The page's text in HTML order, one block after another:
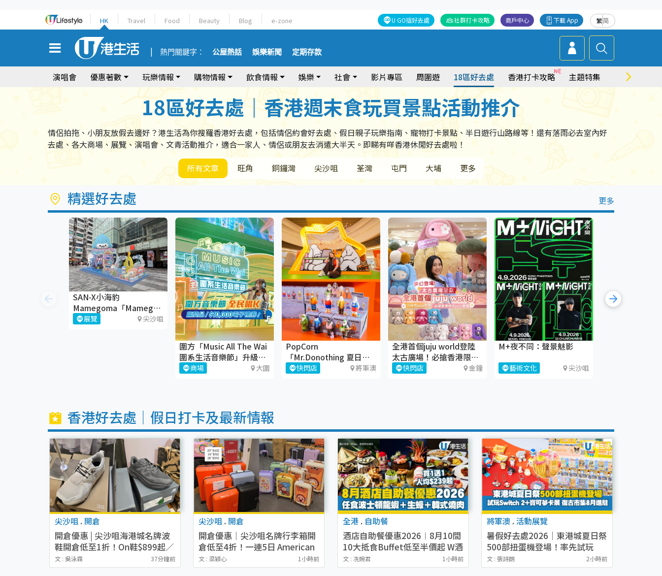
HK Travel Food Beauty Blog e-zone 繁简
下載 App
商戶中心
社群打卡攻略
U GO搵好去處
熱門關鍵字： 公屋熱話 娛樂新聞 定期存款
演唱會 優惠著數 玩樂情報 購物情報 飲食情報 娛樂 社會 影片專區 周圍遊 18區好去處 香港打卡攻略 主題特集 商場情報
18區好去處｜香港週末食玩買景點活動推介
情侶拍拖、小朋友放假去邊好？港生活為你搜羅香港好去處，包括情侶約會好去處、假日親子玩樂指南、寵物打卡景點、半日遊行山路線等！還有落雨必去室內好
去處、各大商場、展覽、演唱會、文青活動推介，適合一家人、情侶或朋友去消遣大半天。即睇有咩香港休閒好去處啦！
所有文章
旺角 銅鑼灣 尖沙咀 荃灣 屯門 大埔 更多
精選好去處 更多
SAN-X小海豹
Mamegoma「Mamegoma
仲夏萌寶奇幻之旅」＠
展覽 尖沙咀
圍方「Music All The Wai
圍系生活音樂節」升級回
歸！🎶
商場 大圍
PopCorn
「Mr.Donothing 夏日療
癒空間」
快閃店 將軍澳
全港首個juju world登陸
太古廣場！必搶香港限定
juju盲盒
快閃店 金鐘
M+夜不同：聲景魅影
藝術文化 尖沙咀
香港好去處｜假日打卡及最新情報
尖沙咀 . 開倉
開倉優惠 | 尖沙咀海港城名牌波
鞋開倉低至1折！On鞋$899起／
Joy&Peace鞋履$98起
文 : 吳泳霖 37分鐘前
尖沙咀 . 開倉
開倉優惠｜尖沙咀名牌行李箱開
倉低至4折！一連5日 American
Tourister/ace./Hallmark $200
起！
文 : 梁穎心 1小時前
全港 . 自助餐
酒店自助餐優惠2026︱8月10間
10大抵食Buffet低至半價起 W酒
店首爾頂級韓燒/麗晶奢華魚子
醬
文 : 冼婉君 1小時前
將軍澳 . 活動展覽
暑假好去處2026｜東港城夏日祭
500部扭蛋機登場！率先試玩
Switch 2+Pokémon鑑定卡展
復古市集8月進駐！
文 : 張詩朗 2小時前